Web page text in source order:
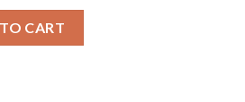
(16 x 3000)mm quantity
CART